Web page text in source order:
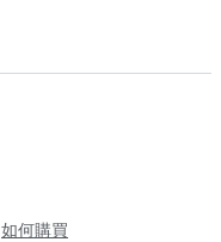
如何購買